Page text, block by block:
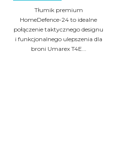
na
5
gwiazdek.
Tłumik premium
HomeDefence-24 to idealne
połączenie taktycznego designu
i funkcjonalnego ulepszenia dla
broni Umarex T4E...